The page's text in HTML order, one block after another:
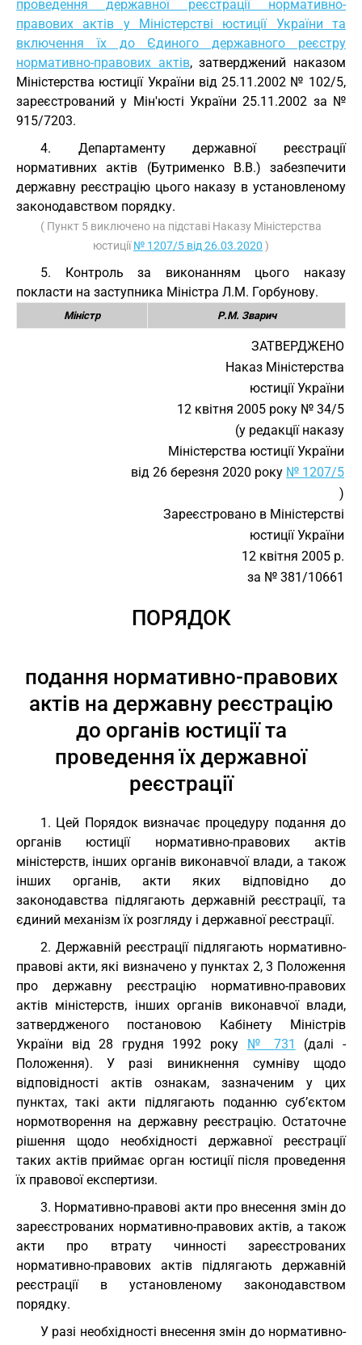
проведення державної реєстрації нормативно-
правових актів у Міністерстві юстиції України та
включення їх до Єдиного державного реєстру
нормативно-правових актів, затверджений наказом
Міністерства юстиції України від 25.11.2002 № 102/5,
зареєстрований у Мін'юсті України 25.11.2002 за №
915/7203.
4. Департаменту державної реєстрації
нормативних актів (Бутрименко В.В.) забезпечити
державну реєстрацію цього наказу в установленому
законодавством порядку.
( Пункт 5 виключено на підставі Наказу Міністерства
юстиції№ 1207/5 від 26.03.2020 )
5. Контроль за виконанням цього наказу
покласти на заступника Міністра Л.М. Горбунову.
Міністр Р.М. Зварич
ЗАТВЕРДЖЕНО
Наказ Міністерства
юстиції України
12 квітня 2005 року № 34/5
(у редакції наказу
Міністерства юстиції України
від 26 березня 2020 року № 1207/5
)
Зареєстровано в Міністерстві
юстиції України
12 квітня 2005 р.
за № 381/10661
ПОРЯДОК
подання нормативно-правових
актів на державну реєстрацію
до органів юстиції та
проведення їх державної
реєстрації
1. Цей Порядок визначає процедуру подання до
органів юстиції нормативно-правових актів
міністерств, інших органів виконавчої влади, а також
інших органів, акти яких відповідно до
законодавства підлягають державній реєстрації, та
єдиний механізм їх розгляду і державної реєстрації.
2. Державній реєстрації підлягають нормативно-
правові акти, які визначено у пунктах 2, 3 Положення
про державну реєстрацію нормативно-правових
актів міністерств, інших органів виконавчої влади,
затвердженого постановою Кабінету Міністрів
України від 28 грудня 1992 року № 731
(далі -
Положення). У разі виникнення сумніву щодо
відповідності актів ознакам, зазначеним у цих
пунктах, такі акти підлягають поданню суб’єктом
нормотворення на державну реєстрацію. Остаточне
рішення щодо необхідності державної реєстрації
таких актів приймає орган юстиції після проведення
їх правової експертизи.
3. Нормативно-правові акти про внесення змін до
зареєстрованих нормативно-правових актів, а також
акти про втрату чинності зареєстрованих
нормативно-правових актів підлягають державній
реєстрації в установленому законодавством
порядку.
У разі необхідності внесення змін до нормативно-